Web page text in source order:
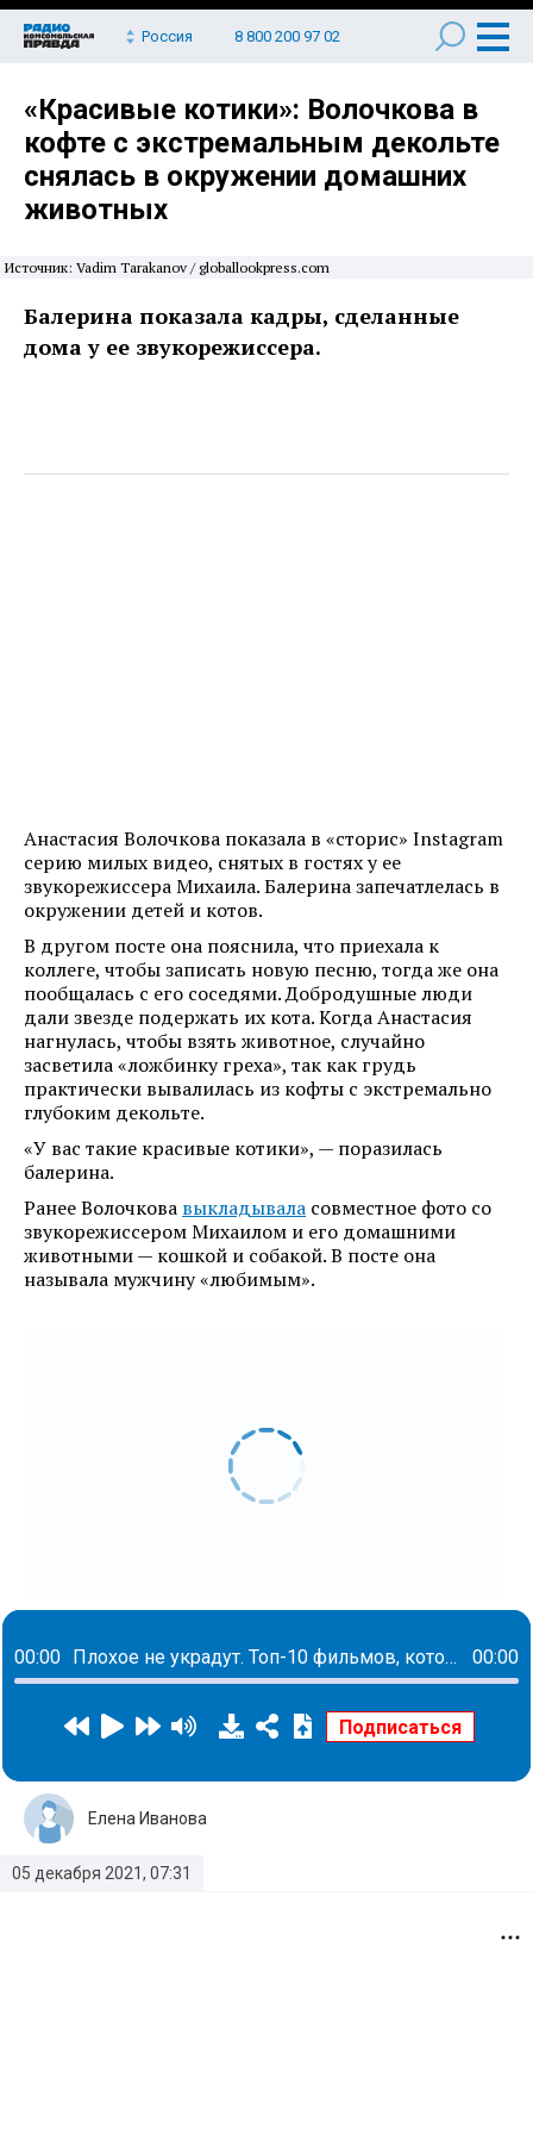
Россия 8 800 200 97 02
«Красивые котики»: Волочкова в
кофте с экстремальным декольте
снялась в окружении домашних
животных
Источник: Vadim Tarakanov / globallookpress.com
Балерина показала кадры, сделанные
дома у ее звукорежиссера.
Анастасия Волочкова показала в «сторис» Instagram
серию милых видео, снятых в гостях у ее
звукорежиссера Михаила. Балерина запечатлелась в
окружении детей и котов.
В другом посте она пояснила, что приехала к
коллеге, чтобы записать новую песню, тогда же она
пообщалась с его соседями. Добродушные люди
дали звезде подержать их кота. Когда Анастасия
нагнулась, чтобы взять животное, случайно
засветила «ложбинку греха», так как грудь
практически вывалилась из кофты с экстремально
глубоким декольте.
«У вас такие красивые котики», — поразилась
балерина.
Ранее Волочкова выкладывала совместное фото со
звукорежиссером Михаилом и его домашними
животными — кошкой и собакой. В посте она
называла мужчину «любимым».
00:00 Плохое не украдут. Топ-10 фильмов, которые чаще всего скачивают нелегально 00:00
05 декабря 2021, 07:31
Елена Иванова